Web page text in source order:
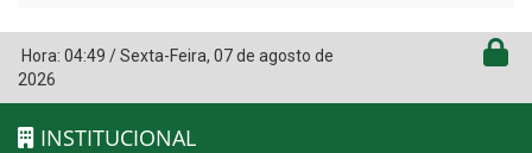
Hora: 04:49 /Sexta-Feira, 07 de agosto de
2026
INSTITUCIONAL